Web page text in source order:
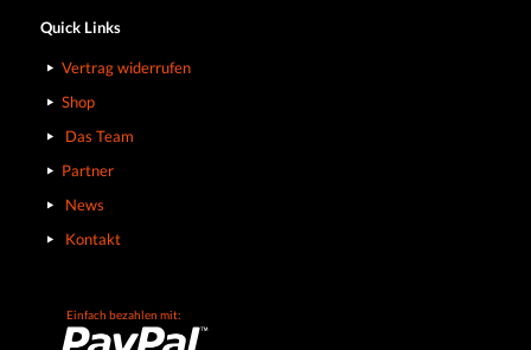
Quick Links
Vertrag widerrufen
Shop
Das Team
Partner
News
Kontakt
Einfach bezahlen mit: